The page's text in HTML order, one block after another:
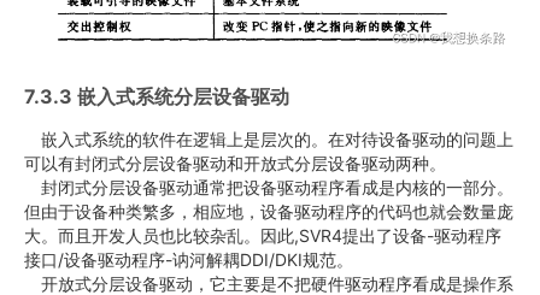
7.3.3 嵌入式系统分层设备驱动
嵌入式系统的软件在逻辑上是层次的。在对待设备驱动的问题上
可以有封闭式分层设备驱动和开放式分层设备驱动两种。
封闭式分层设备驱动通常把设备驱动程序看成是内核的一部分。
但由于设备种类繁多，相应地，设备驱动程序的代码也就会数量庞
大。而且开发人员也比较杂乱。因此,SVR4提出了设备-驱动程序
接口/设备驱动程序-讷河解耦DDI/DKI规范。
开放式分层设备驱动，它主要是不把硬件驱动程序看成是操作系